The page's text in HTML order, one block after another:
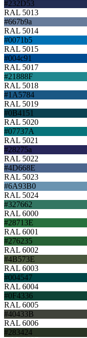
#232D53
RAL 5013
#667b9a
RAL 5014
#0071b5
RAL 5015
#004c91
RAL 5017
#21888F
RAL 5018
#1A5784
RAL 5019
#0B4151
RAL 5020
#07737A
RAL 5021
#28275a
RAL 5022
#4D668E
RAL 5023
#6A93B0
RAL 5024
#327662
RAL 6000
#28713E
RAL 6001
#276235
RAL 6002
#4B573E
RAL 6003
#004547
RAL 6004
#0F4336
RAL 6005
#40433B
RAL 6006
#283424